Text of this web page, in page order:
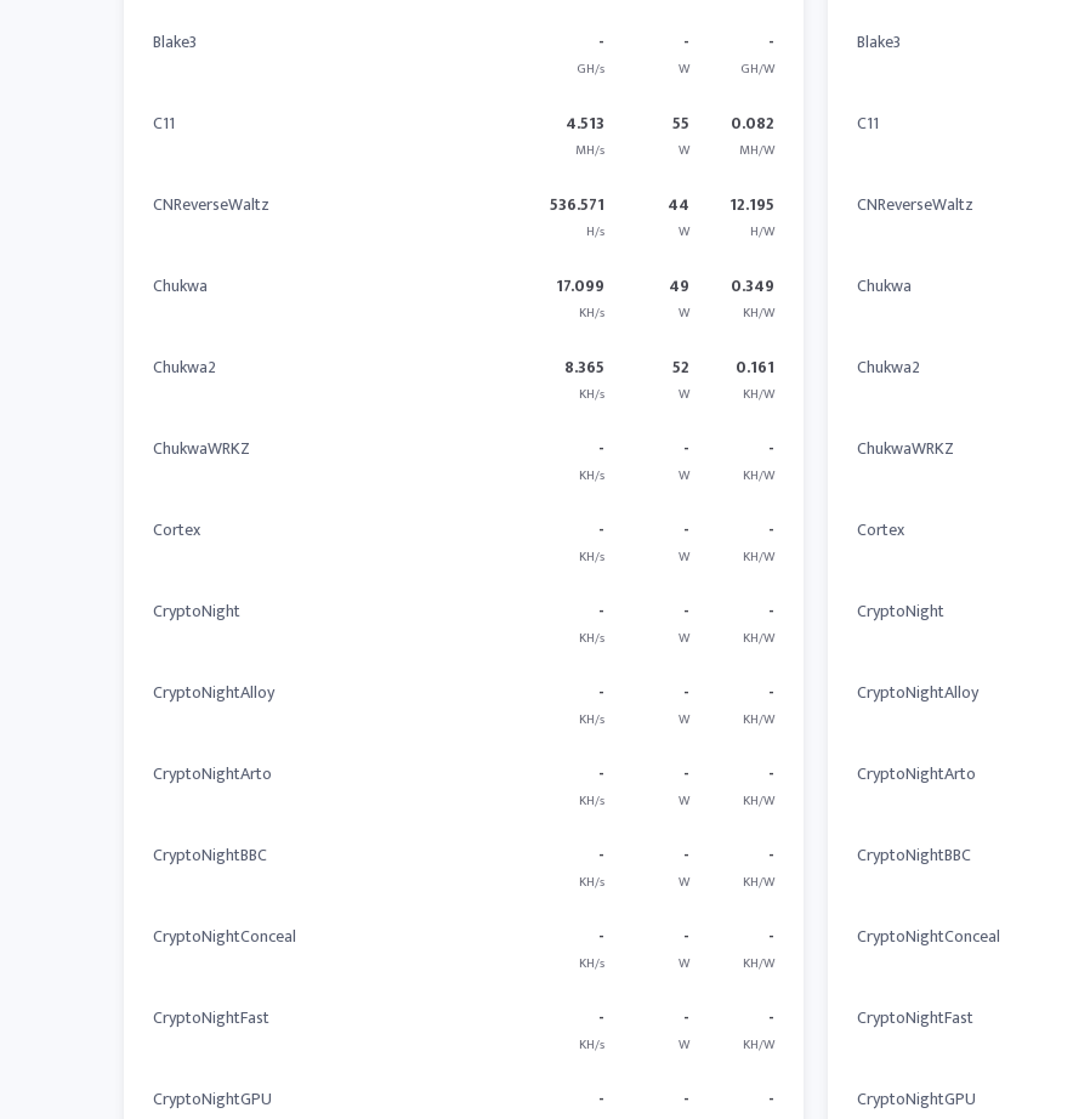
Blake3 -
GH/s
-
W
-
GH/W
C11 4.513
MH/s
55
W
0.082
MH/W
CNReverseWaltz 536.571
H/s
44
W
12.195
H/W
Chukwa 17.099
KH/s
49
W
0.349
KH/W
Chukwa2 8.365
KH/s
52
W
0.161
KH/W
ChukwaWRKZ -
KH/s
-
W
-
KH/W
Cortex -
KH/s
-
W
-
KH/W
CryptoNight -
KH/s
-
W
-
KH/W
CryptoNightAlloy -
KH/s
-
W
-
KH/W
CryptoNightArto -
KH/s
-
W
-
KH/W
CryptoNightBBC -
KH/s
-
W
-
KH/W
CryptoNightConceal -
KH/s
-
W
-
KH/W
CryptoNightFast -
KH/s
-
W
-
KH/W
CryptoNightGPU - - -
Blake3
C11
CNReverseWaltz
Chukwa
Chukwa2
ChukwaWRKZ
Cortex
CryptoNight
CryptoNightAlloy
CryptoNightArto
CryptoNightBBC
CryptoNightConceal
CryptoNightFast
CryptoNightGPU